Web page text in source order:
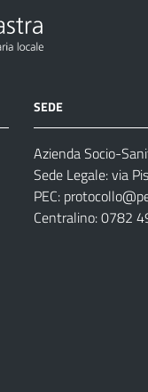
SEDE
Azienda Socio-
Sede Legale: via
PEC:
Centralino: 0782